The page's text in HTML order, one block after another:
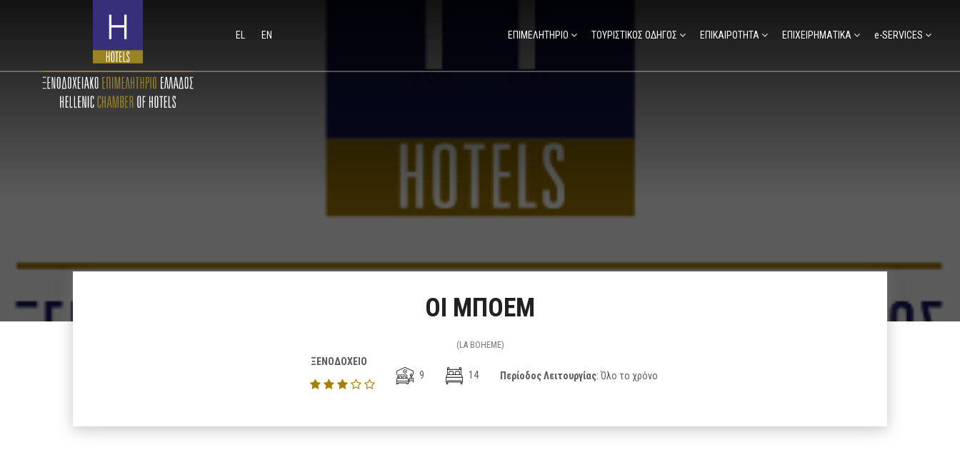
EL EN ΕΠΙΜΕΛΗΤΗΡΙΟ ΤΟΥΡΙΣΤΙΚΟΣ ΟΔΗΓΟΣ ΕΠΙΚΑΙΡΟΤΗΤΑ ΕΠΙΧΕΙΡΗΜΑΤΙΚΑ e-SERVICES
ΟΙ ΜΠΟΕΜ
(LA BOHEME)
ΞΕΝΟΔΟΧΕΙΟ
9
14 Περίοδος Λειτουργίας: Όλο το χρόνο